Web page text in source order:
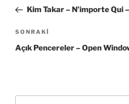
YazıKim Takar – N’importe Qui
Sonraki
Yazı
SONRAKI
Açık Pencereler – Open